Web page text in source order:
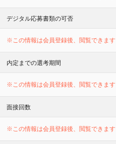
デジタル応募書類の可否
※この情報は会員登録後、閲覧できます
内定までの選考期間
※この情報は会員登録後、閲覧できます
面接回数
※この情報は会員登録後、閲覧できます